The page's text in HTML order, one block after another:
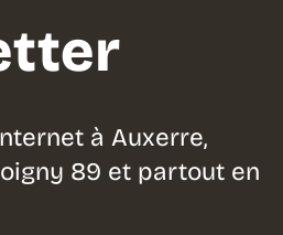
à Auxerre,
89 et partout en